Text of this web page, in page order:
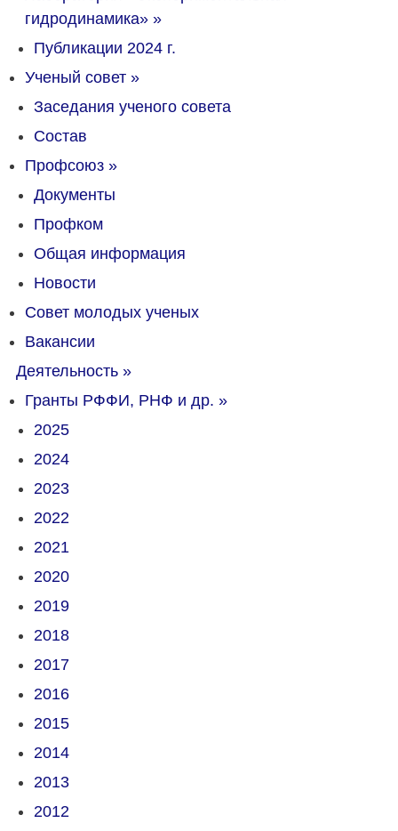
гидродинамика» »
Публикации 2024 г.
Ученый совет »
Заседания ученого совета
Состав
Профсоюз »
Документы
Профком
Общая информация
Новости
Совет молодых ученых
Вакансии
Деятельность »
Гранты РФФИ, РНФ и др. »
2025
2024
2023
2022
2021
2020
2019
2018
2017
2016
2015
2014
2013
2012